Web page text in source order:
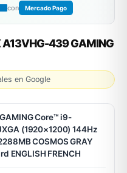
con Mercado Pago
439 GAMING
en Google
Core™ i9-
(1920×1200) 144Hz
COSMOS GRAY
ENGLISH FRENCH